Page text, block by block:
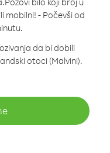
mobilni! - Počevši od
da bi dobili
otoci (Malvini).